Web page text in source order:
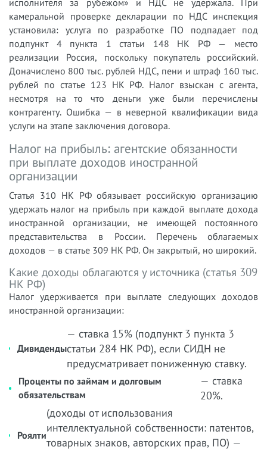
исполнителя за рубежом» и НДС не удержала. При
камеральной проверке декларации по НДС инспекция
установила: услуга по разработке ПО подпадает под
подпункт 4 пункта 1 статьи 148 НК РФ — место
реализации Россия, поскольку покупатель российский.
Доначислено 800 тыс. рублей НДС, пени и штраф 160 тыс.
рублей по статье 123 НК РФ. Налог взыскан с агента,
несмотря на то что деньги уже были перечислены
контрагенту. Ошибка — в неверной квалификации вида
услуги на этапе заключения договора.
Налог на прибыль: агентские обязанности
при выплате доходов иностранной
организации
Статья 310 НК РФ обязывает российскую организацию
удержать налог на прибыль при каждой выплате дохода
иностранной организации, не имеющей постоянного
представительства в России. Перечень облагаемых
доходов — в статье 309 НК РФ. Он закрытый, но широкий.
Какие доходы облагаются у источника (статья 309
НК РФ)
Налог удерживается при выплате следующих доходов
иностранной организации:
Дивиденды
— ставка 15% (подпункт 3 пункта 3
статьи 284 НК РФ), если СИДН не
предусматривает пониженную ставку.
Проценты по займам и долговым
обязательствам
— ставка
20%.
Роялти
(доходы от использования
интеллектуальной собственности: патентов,
товарных знаков, авторских прав, ПО) —